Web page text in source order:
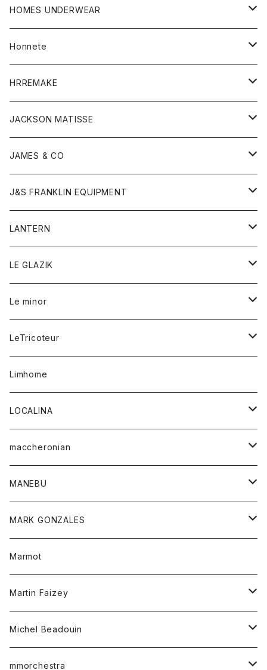
カーディガン
グッズ
帽子
アウター
カーディガン
コート
フリース
アクセサリー
ウォレット
ストール
マフラー
リング
キッズ
Tシャツ
グッズ
アンダーウェア
靴
バンダナ
トップス
カーディガン
ジャケット
タンクトップ
Tシャツ
ベスト
ポロシャツ
ロングスリーブTシャツ
ボトム
オーバーオール
ショートパンツ
レディース
アウター
カーディガン
セーター
チュニック
HOMES UNDERWEAR
アウター
カーディガン
コート
キッズ
Tシャツ
ロンパース
グッズ
靴
ストール
トップス
カットソー
シャツ
ボトム
オーバーオール
ショートパンツ
レディース
オーバーオール
シャツ
ワンピース
ワンピース
Honnete
ブラウス
ワンピース
HRREMAKE
バック
キッズ
トレーナー
トップス
Gジャケット
スウェット
帽子
JACKSON MATISSE
Tシャツ
帽子
JAMES & CO
ボトム
J&S FRANKLIN EQUIPMENT
アウター
LANTERN
アウター
Tシャツ
LE GLAZIK
レディース
コート
シャツ
ワンピース
Tシャツ
Le minor
ボトム
スカート
パンツ
レディース
アウター
カットソー
トップス
シャツ
LeTricoteur
カーディガン
Limhome
LOCALINA
ロングスリーブテーシャツ
maccheronian
靴
MANEBU
靴
MARK GONZALES
トップス
Tシャツ
Marmot
Martin Faizey
ベルト
Michel Beadouin
トップス
mmorchestra